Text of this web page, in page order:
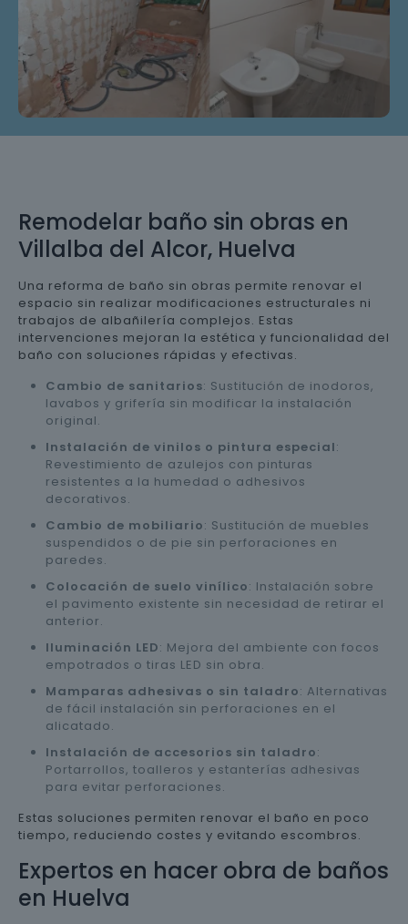
Remodelar baño sin obras en
Villalba del Alcor, Huelva
Una reforma de baño sin obras permite renovar el
espacio sin realizar modificaciones estructurales ni
trabajos de albañilería complejos. Estas
intervenciones mejoran la estética y funcionalidad del
baño con soluciones rápidas y efectivas.
Cambio de sanitarios: Sustitución de inodoros,
lavabos y grifería sin modificar la instalación
original.
Instalación de vinilos o pintura especial:
Revestimiento de azulejos con pinturas
resistentes a la humedad o adhesivos
decorativos.
Cambio de mobiliario: Sustitución de muebles
suspendidos o de pie sin perforaciones en
paredes.
Colocación de suelo vinílico: Instalación sobre
el pavimento existente sin necesidad de retirar el
anterior.
Iluminación LED: Mejora del ambiente con focos
empotrados o tiras LED sin obra.
Mamparas adhesivas o sin taladro: Alternativas
de fácil instalación sin perforaciones en el
alicatado.
Instalación de accesorios sin taladro:
Portarrollos, toalleros y estanterías adhesivas
para evitar perforaciones.
Estas soluciones permiten renovar el baño en poco
tiempo, reduciendo costes y evitando escombros.
Expertos en hacer obra de baños
en Huelva